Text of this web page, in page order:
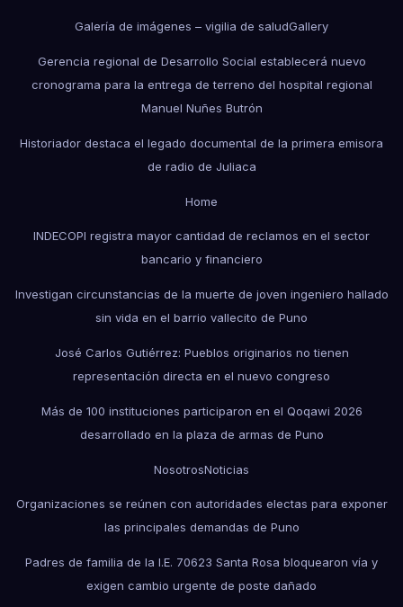
Galería de imágenes – vigilia de saludGallery
Gerencia regional de Desarrollo Social establecerá nuevo
cronograma para la entrega de terreno del hospital regional
Manuel Nuñes Butrón
Historiador destaca el legado documental de la primera emisora
de radio de Juliaca
Home
INDECOPI registra mayor cantidad de reclamos en el sector
bancario y financiero
Investigan circunstancias de la muerte de joven ingeniero hallado
sin vida en el barrio vallecito de Puno
José Carlos Gutiérrez: Pueblos originarios no tienen
representación directa en el nuevo congreso
Más de 100 instituciones participaron en el Qoqawi 2026
desarrollado en la plaza de armas de Puno
NosotrosNoticias
Organizaciones se reúnen con autoridades electas para exponer
las principales demandas de Puno
Padres de familia de la I.E. 70623 Santa Rosa bloquearon vía y
exigen cambio urgente de poste dañado